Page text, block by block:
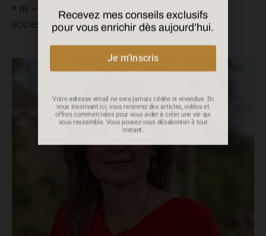
* IR – impôt sur le revenu / IS – impôt sur les
sociétés
Je m’inscris
vous inscrivant ici, vous recevrez des articles, vidéos et
instant.